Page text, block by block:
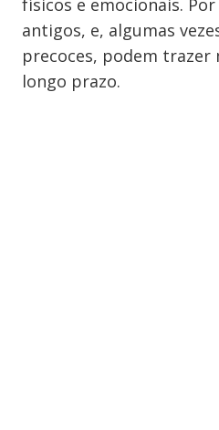
físicos e emocionais.
antigos, e, algumas
precoces, podem trazer
longo prazo.